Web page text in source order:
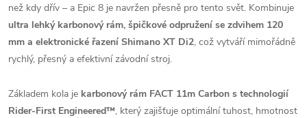
než kdy dřív – a Epic 8 je navržen přesně pro tento svět. Kombinuje
ultra lehký karbonový rám, špičkové odpružení se zdvihem 120
mm a elektronické řazení Shimano XT Di2, což vytváří mimořádně
rychlý, přesný a efektivní závodní stroj.
Základem kola je karbonový rám FACT 11m Carbon s technologií
Rider-First Engineered™, který zajišťuje optimální tuhost, hmotnost